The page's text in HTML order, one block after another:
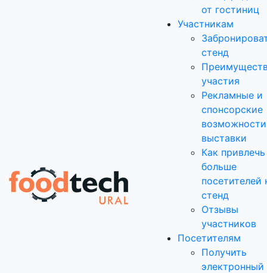
от гостиниц
Участникам
стенд
участия
Рекламные и
спонсорские
возможности
выставки
Как привлечь
больше
посетителей
стенд
Отзывы
участников
Посетителям
Получить
электронный